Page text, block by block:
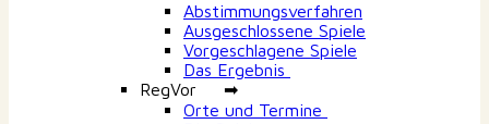
Abstimmungsverfahren
Ausgeschlossene Spiele
Vorgeschlagene Spiele
Das Ergebnis
RegVor ➡
Orte und Termine